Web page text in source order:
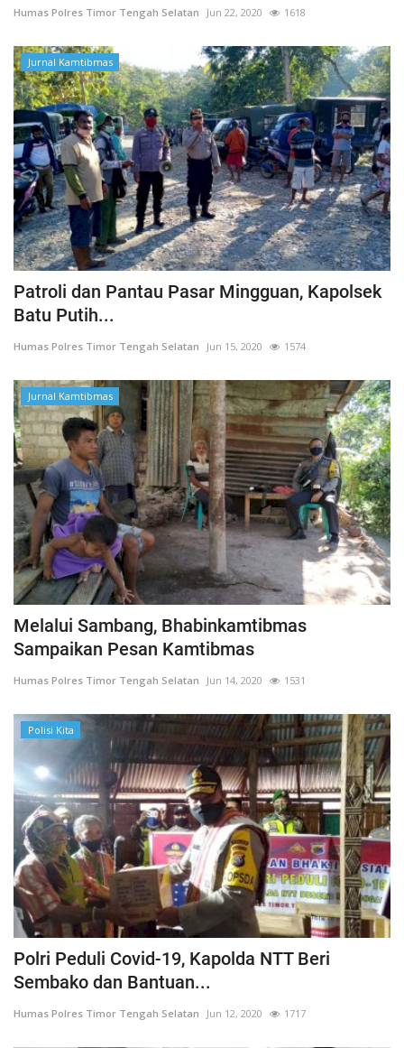
Humas Polres Timor Tengah Selatan Jun 22, 2020 1618
Jurnal Kamtibmas
Patroli dan Pantau Pasar Mingguan, Kapolsek
Batu Putih...
Humas Polres Timor Tengah Selatan Jun 15, 2020 1574
Jurnal Kamtibmas
Melalui Sambang, Bhabinkamtibmas
Sampaikan Pesan Kamtibmas
Humas Polres Timor Tengah Selatan Jun 14, 2020 1531
Polisi Kita
Polri Peduli Covid-19, Kapolda NTT Beri
Sembako dan Bantuan...
Humas Polres Timor Tengah Selatan Jun 12, 2020 1717